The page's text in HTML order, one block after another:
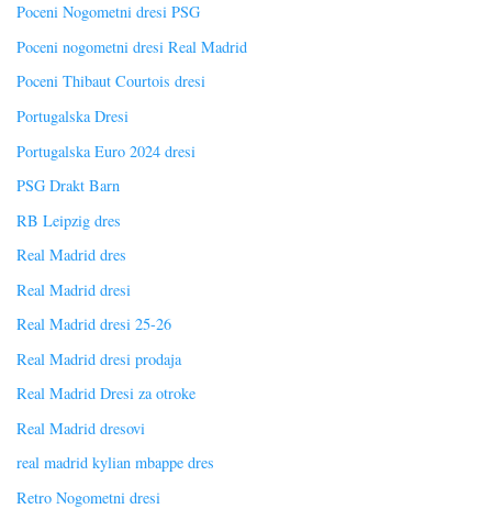
Poceni Nogometni dresi PSG
Poceni nogometni dresi Real Madrid
Poceni Thibaut Courtois dresi
Portugalska Dresi
Portugalska Euro 2024 dresi
PSG Drakt Barn
RB Leipzig dres
Real Madrid dres
Real Madrid dresi
Real Madrid dresi 25-26
Real Madrid dresi prodaja
Real Madrid Dresi za otroke
Real Madrid dresovi
real madrid kylian mbappe dres
Retro Nogometni dresi